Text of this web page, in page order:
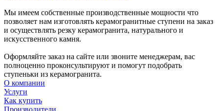
Мы имеем собственные производственные мощности что
позволяет нам изготовлять керамогранитные ступени на заказ
и осуществлять резку керамогранита, натурального и
искусственного камня.
Оформляйте заказ на сайте или звоните менеджерам, вас
полноценно проконсультируют и помогут подобрать
ступеньки из керамогранита.
О компании
Услуги
Как купить
Производители